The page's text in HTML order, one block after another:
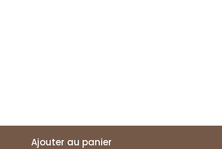
Ajouter au panier